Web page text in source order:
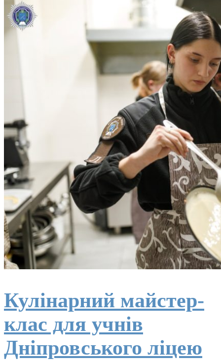
Кулінарний майстер-
клас для учнів
Дніпровського ліцею